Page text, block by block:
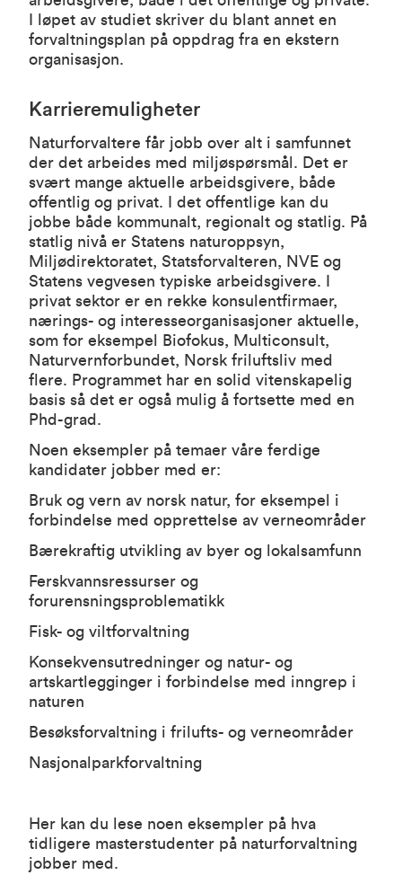
I løpet av studiet skriver du blant annet en
forvaltningsplan på oppdrag fra en ekstern
organisasjon.
Karrieremuligheter
Naturforvaltere får jobb over alt i samfunnet
der det arbeides med miljøspørsmål. Det er
svært mange aktuelle arbeidsgivere, både
offentlig og privat. I det offentlige kan du
jobbe både kommunalt, regionalt og statlig. På
statlig nivå er Statens naturoppsyn,
Miljødirektoratet, Statsforvalteren, NVE og
Statens vegvesen typiske arbeidsgivere. I
privat sektor er en rekke konsulentfirmaer,
nærings- og interesseorganisasjoner aktuelle,
som for eksempel Biofokus, Multiconsult,
Naturvernforbundet, Norsk friluftsliv med
flere. Programmet har en solid vitenskapelig
basis så det er også mulig å fortsette med en
Phd-grad.
Noen eksempler på temaer våre ferdige
kandidater jobber med er:
Bruk og vern av norsk natur, for eksempel i
forbindelse med opprettelse av verneområder
Bærekraftig utvikling av byer og lokalsamfunn
Ferskvannsressurser og
forurensningsproblematikk
Fisk- og viltforvaltning
Konsekvensutredninger og natur- og
artskartlegginger i forbindelse med inngrep i
naturen
Besøksforvaltning i frilufts- og verneområder
Nasjonalparkforvaltning
Her kan du lese noen eksempler på hva
tidligere masterstudenter på naturforvaltning
jobber med.